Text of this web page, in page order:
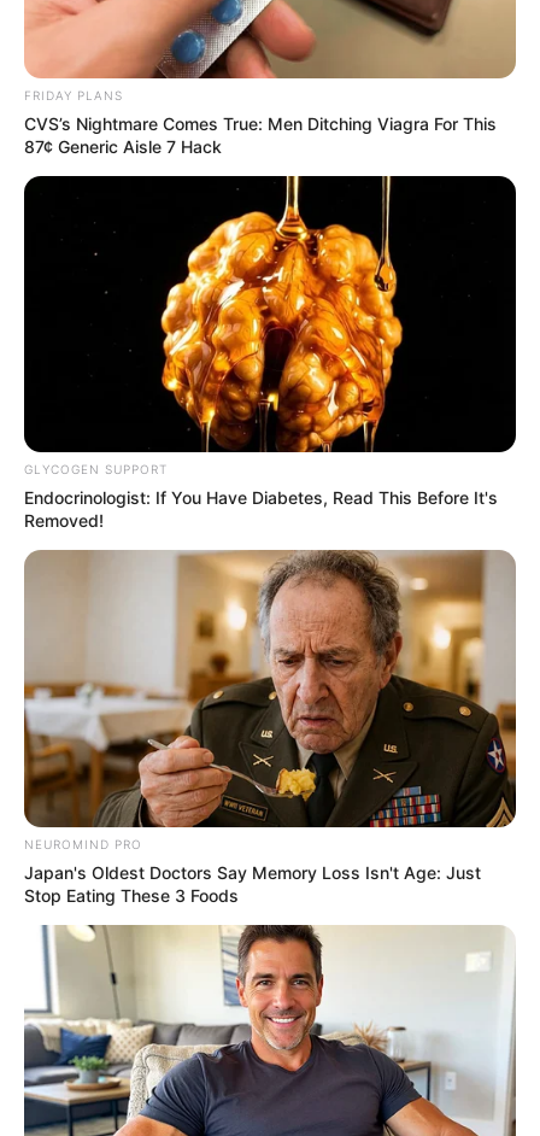
FRIDAY PLANS
CVS’s Nightmare Comes True: Men Ditching Viagra For This
87¢ Generic Aisle 7 Hack
GLYCOGEN SUPPORT
Endocrinologist: If You Have Diabetes, Read This Before It's
Removed!
NEUROMIND PRO
Japan's Oldest Doctors Say Memory Loss Isn't Age: Just
Stop Eating These 3 Foods